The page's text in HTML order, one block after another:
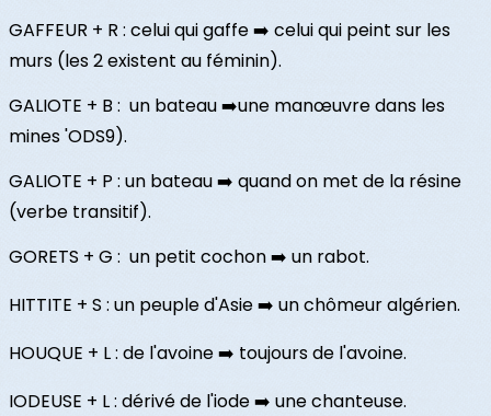
GAFFEUR + R : celui qui gaffe ➡️ celui qui peint sur les
murs (les 2 existent au féminin).
GALIOTE + B : un bateau ➡️une manœuvre dans les
mines 'ODS9).
GALIOTE + P : un bateau ➡️ quand on met de la résine
(verbe transitif).
GORETS + G : un petit cochon ➡️ un rabot.
HITTITE + S : un peuple d'Asie ➡️ un chômeur algérien.
HOUQUE + L : de l'avoine ➡️ toujours de l'avoine.
IODEUSE + L : dérivé de l'iode ➡️ une chanteuse.